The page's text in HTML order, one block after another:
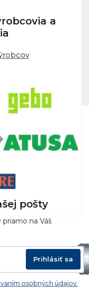
a
pošty
na Váš
Prihlásiť sa
osobných údajov.